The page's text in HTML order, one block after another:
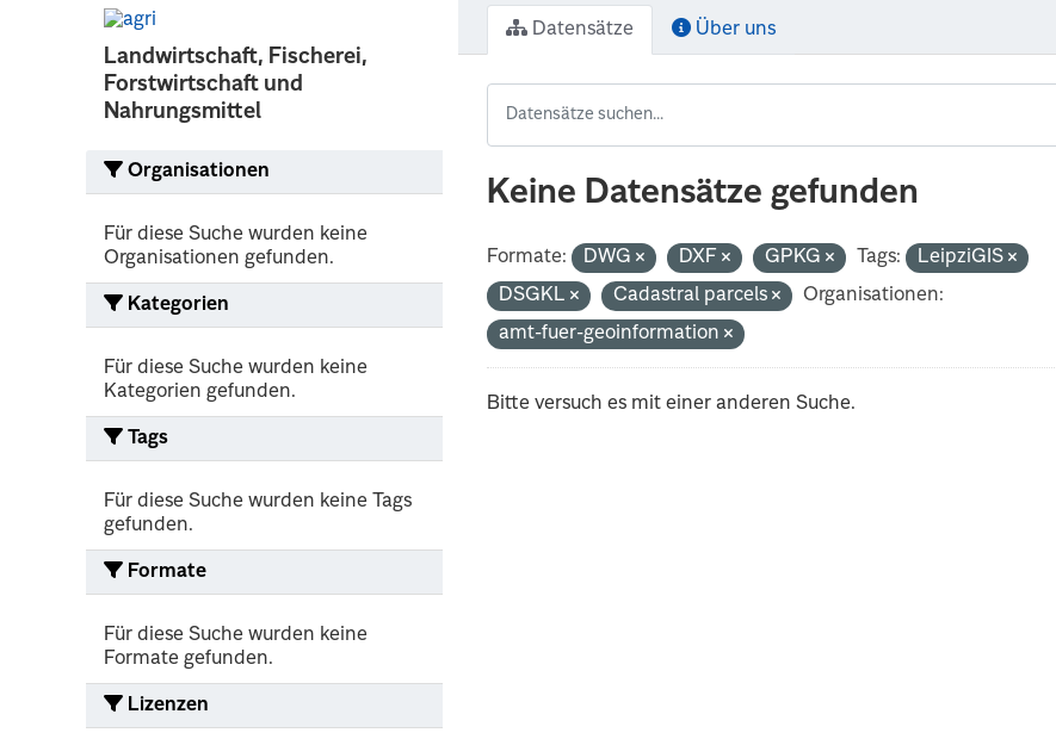
Landwirtschaft, Fischerei,
Forstwirtschaft und
Nahrungsmittel
Organisationen
Für diese Suche wurden keine
Organisationen gefunden.
Kategorien
Für diese Suche wurden keine
Kategorien gefunden.
Tags
Für diese Suche wurden keine Tags
gefunden.
Formate
Für diese Suche wurden keine
Formate gefunden.
Lizenzen
Datensätze Über uns
Keine Datensätze gefunden
Formate: DWG DXF GPKG Tags:
LeipziGIS
DSGKL
Cadastral parcels
Organisationen:
amt-fuer-geoinformation
Bitte versuch es mit einer anderen Suche.